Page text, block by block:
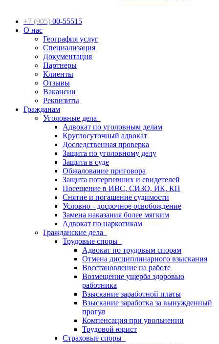
+7 (905) 00-55515
О нас
География услуг
Специализация
Документация
Партнеры
Клиенты
Отзывы
Вакансии
Реквизиты
Гражданам
Уголовные дела
Адвокат по уголовным делам
Круглосуточный адвокат
Доследственная проверка
Защита по уголовному делу
Защита в суде
Обжалование приговора
Защита потерпевших и свидетелей
Посещение в ИВС, СИЗО, ИК, КП
Снятие и погашение судимости
Условно - досрочное освобождение
Замена наказания более мягким
Адвокат по наркотикам
Гражданские дела
Трудовые споры
Адвокат по трудовым спорам
Отмена дисциплинарного взыскания
Восстановление на работе
Возмещение ущерба здоровью
работника
Взыскание заработной платы
Взыскание заработка за вынужденный
прогул
Компенсация при увольнении
Трудовой юрист
Страховые споры